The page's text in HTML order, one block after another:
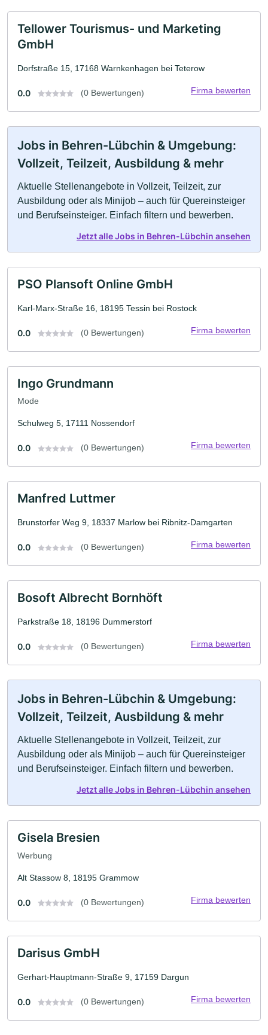
Tellower Tourismus- und Marketing
GmbH
Dorfstraße 15, 17168 Warnkenhagen bei Teterow
0.0 (0 Bewertungen) Firma bewerten
Jobs in Behren-Lübchin & Umgebung:
Vollzeit, Teilzeit, Ausbildung & mehr
Aktuelle Stellenangebote in Vollzeit, Teilzeit, zur
Ausbildung oder als Minijob – auch für Quereinsteiger
und Berufseinsteiger. Einfach filtern und bewerben.
Jetzt alle Jobs in Behren-Lübchin ansehen
PSO Plansoft Online GmbH
Karl-Marx-Straße 16, 18195 Tessin bei Rostock
0.0 (0 Bewertungen) Firma bewerten
Ingo Grundmann
Mode
Schulweg 5, 17111 Nossendorf
0.0 (0 Bewertungen) Firma bewerten
Manfred Luttmer
Brunstorfer Weg 9, 18337 Marlow bei Ribnitz-Damgarten
0.0 (0 Bewertungen) Firma bewerten
Bosoft Albrecht Bornhöft
Parkstraße 18, 18196 Dummerstorf
0.0 (0 Bewertungen) Firma bewerten
Jobs in Behren-Lübchin & Umgebung:
Vollzeit, Teilzeit, Ausbildung & mehr
Aktuelle Stellenangebote in Vollzeit, Teilzeit, zur
Ausbildung oder als Minijob – auch für Quereinsteiger
und Berufseinsteiger. Einfach filtern und bewerben.
Jetzt alle Jobs in Behren-Lübchin ansehen
Gisela Bresien
Werbung
Alt Stassow 8, 18195 Grammow
0.0 (0 Bewertungen) Firma bewerten
Darisus GmbH
Gerhart-Hauptmann-Straße 9, 17159 Dargun
0.0 (0 Bewertungen) Firma bewerten